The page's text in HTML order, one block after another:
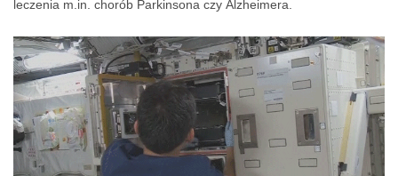
leczenia m.in. chorób Parkinsona czy Alzheimera.